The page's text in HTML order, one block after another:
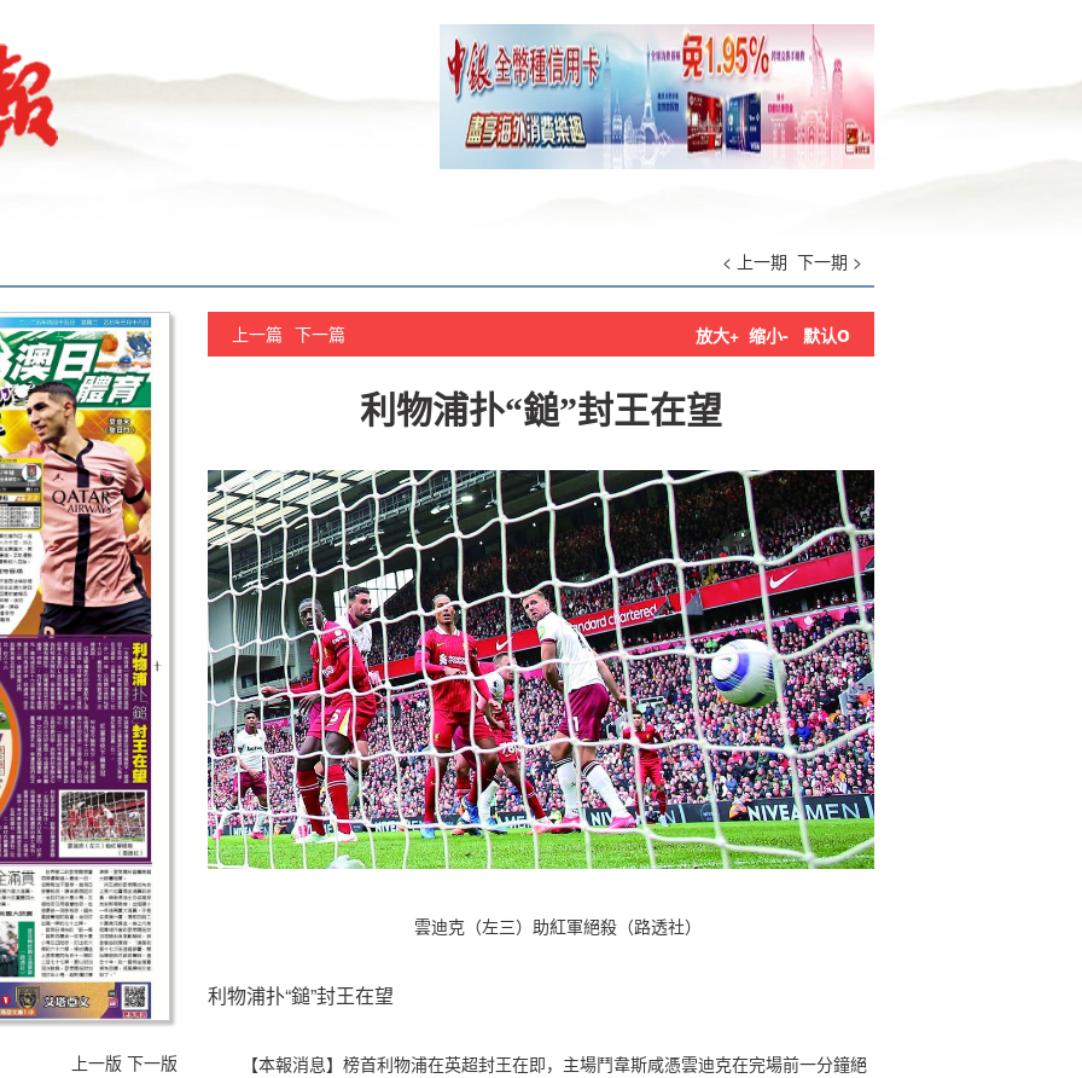
< 上一期 下一期 >
上一版 下一版
上一篇 下一篇 放大+ 缩小- 默认o
利物浦扑“鎚”封王在望
雲迪克（左三）助紅軍絕殺（路透社）
利物浦扑“鎚”封王在望
【本報消息】榜首利物浦在英超封王在即，主場鬥韋斯咸憑雲迪克在完場前一分鐘絕